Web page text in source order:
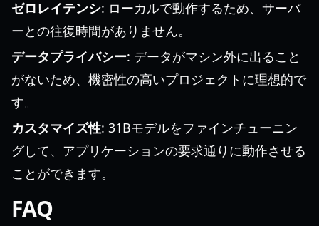
ゼロレイテンシ: ローカルで動作するため、サーバ
ーとの往復時間がありません。
データプライバシー: データがマシン外に出ること
がないため、機密性の高いプロジェクトに理想的で
す。
カスタマイズ性: 31Bモデルをファインチューニン
グして、アプリケーションの要求通りに動作させる
ことができます。
FAQ